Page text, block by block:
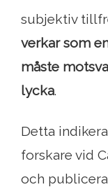
subjektiv
verkar som
måste
lycka.
Detta
forskare vid
och